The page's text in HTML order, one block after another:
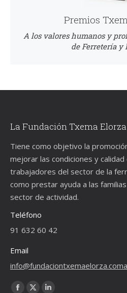
Premios
A los valores humanos y
de Ferretería y
La Fundación Txema Elorza
Tiene como objetivo la
mejorar las condiciones y
trabajadores del sector de la
como prestar ayuda a las
sector de actividad.
Teléfono
91 632 60 42
Email
info@fundaciontxemaelorza.coma
Encuéntranos en: